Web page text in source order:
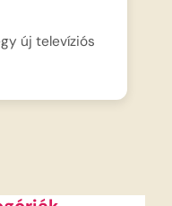
új televíziós